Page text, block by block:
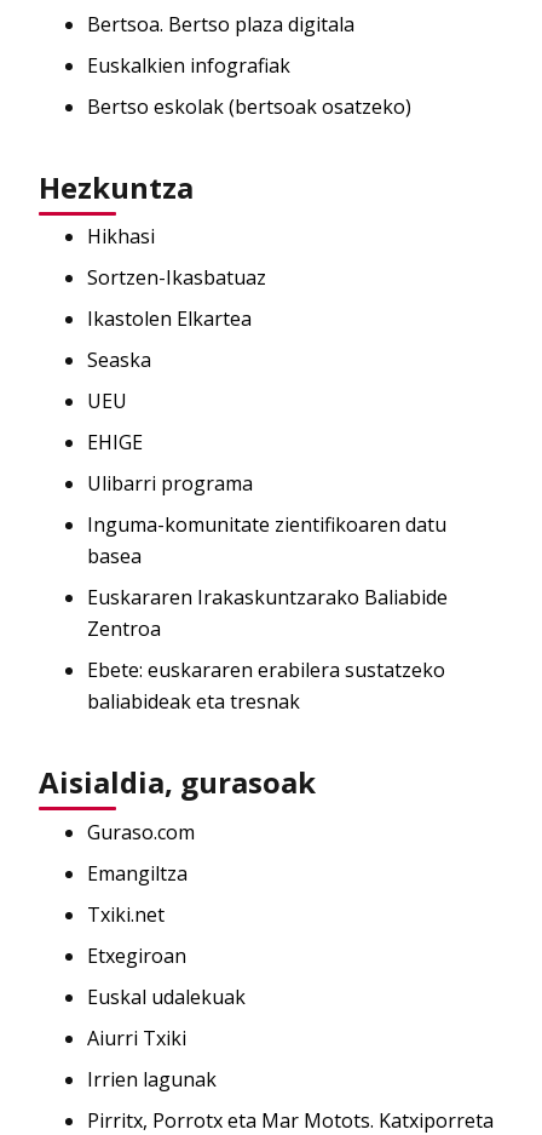
Bertsoa. Bertso plaza digitala
Euskalkien infografiak
Bertso eskolak (bertsoak osatzeko)
Hezkuntza
Hikhasi
Sortzen-Ikasbatuaz
Ikastolen Elkartea
Seaska
UEU
EHIGE
Ulibarri programa
Inguma-komunitate zientifikoaren datu
basea
Euskararen Irakaskuntzarako Baliabide
Zentroa
Ebete: euskararen erabilera sustatzeko
baliabideak eta tresnak
Aisialdia, gurasoak
Guraso.com
Emangiltza
Txiki.net
Etxegiroan
Euskal udalekuak
Aiurri Txiki
Irrien lagunak
Pirritx, Porrotx eta Mar Motots. Katxiporreta